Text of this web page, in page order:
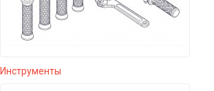
Инструменты